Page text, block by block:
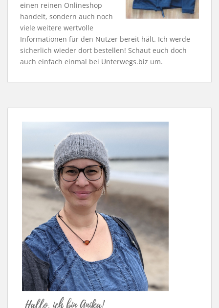
einen reinen Onlineshop
handelt, sondern auch noch
viele weitere wertvolle
Informationen für den Nutzer bereit hält. Ich werde
sicherlich wieder dort bestellen! Schaut euch doch
auch einfach einmal bei Unterwegs.biz um.